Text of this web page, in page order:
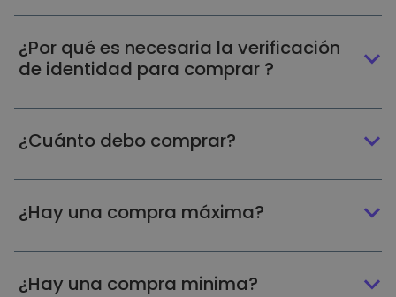
¿Por qué es necesaria la verificación
de identidad para comprar ?
¿Cuánto debo comprar?
¿Hay una compra máxima?
¿Hay una compra minima?